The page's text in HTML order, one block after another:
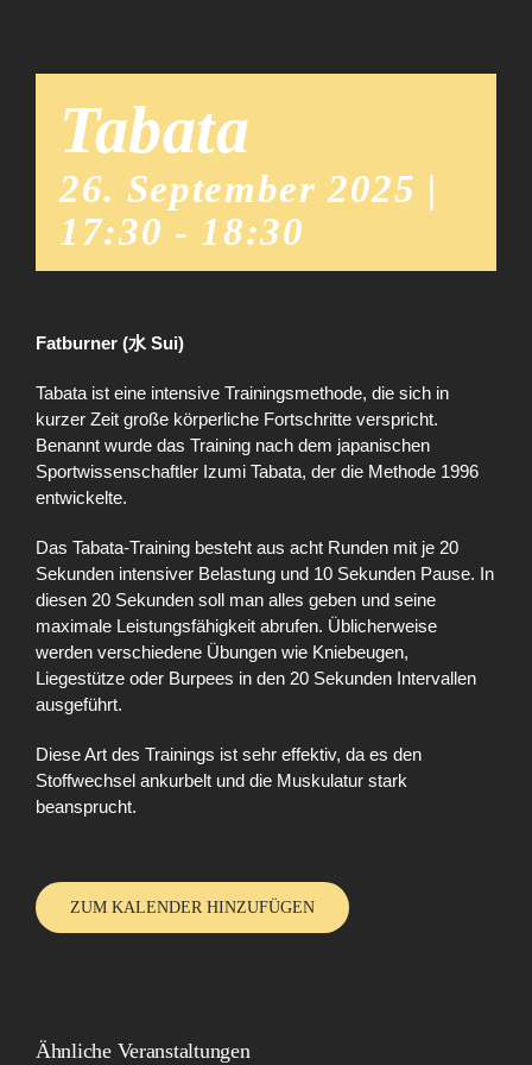
Tabata
26. September 2025 |
17:30 - 18:30
Fatburner (水 Sui)
Tabata ist eine intensive Trainingsmethode, die sich in
kurzer Zeit große körperliche Fortschritte verspricht.
Benannt wurde das Training nach dem japanischen
Sportwissenschaftler Izumi Tabata, der die Methode 1996
entwickelte.
Das Tabata-Training besteht aus acht Runden mit je 20
Sekunden intensiver Belastung und 10 Sekunden Pause. In
diesen 20 Sekunden soll man alles geben und seine
maximale Leistungsfähigkeit abrufen. Üblicherweise
werden verschiedene Übungen wie Kniebeugen,
Liegestütze oder Burpees in den 20 Sekunden Intervallen
ausgeführt.
Diese Art des Trainings ist sehr effektiv, da es den
Stoffwechsel ankurbelt und die Muskulatur stark
beansprucht.
ZUM KALENDER HINZUFÜGEN
Ähnliche Veranstaltungen